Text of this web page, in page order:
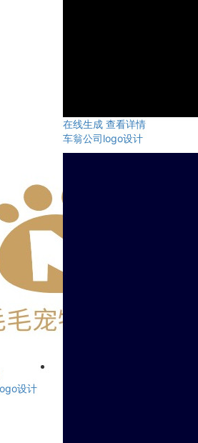
在线生成 查看详情
车翁公司logo设计
设计